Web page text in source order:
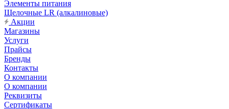
Элементы питания
Щелочные LR (алкалиновые)
Акции
Магазины
Услуги
Прайсы
Бренды
Контакты
О компании
О компании
Реквизиты
Сертификаты